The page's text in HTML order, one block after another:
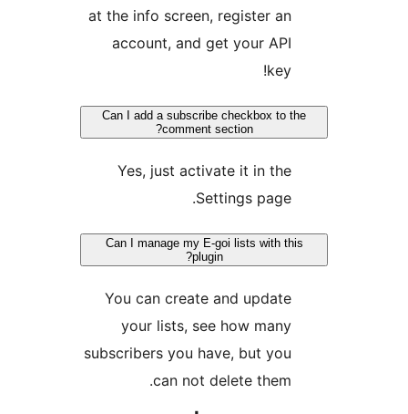
at the info screen, register an
account, and get your API
Can I add a subscribe checkbox to
Yes, just activate it in the
Can I manage my E-goi lists with
You can create and update
your lists, see how many
subscribers you have, but you
can not delete them.